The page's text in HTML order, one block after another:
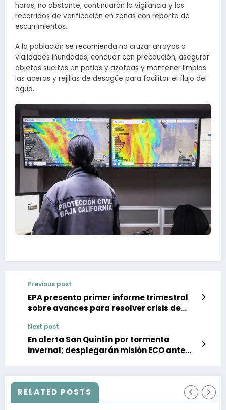
horas; no obstante, continuarán la vigilancia y los
recorridos de verificación en zonas con reporte de
escurrimientos.
A la población se recomienda no cruzar arroyos o
vialidades inundadas, conducir con precaución, asegurar
objetos sueltos en patios y azoteas y mantener limpias
las aceras y rejillas de desagüe para facilitar el flujo del
agua.
Previous post
EPA presenta primer informe trimestral
sobre avances para resolver crisis de
Next post
En alerta San Quintín por tormenta
invernal; desplegarán misión ECO ante
RELATED POSTS